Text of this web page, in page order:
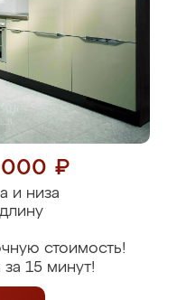
000 ₽
и низа
стоимость!
15 минут!